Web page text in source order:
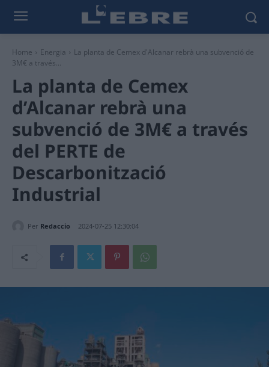
Home Energia
La planta de Cemex d'Alcanar rebrà una subvenció de
3M€ a través...
La planta de Cemex
d’Alcanar rebrà una
subvenció de 3M€ a través
del PERTE de
Descarbonització
Industrial
Per Redaccio 2024-07-25 12:30:04